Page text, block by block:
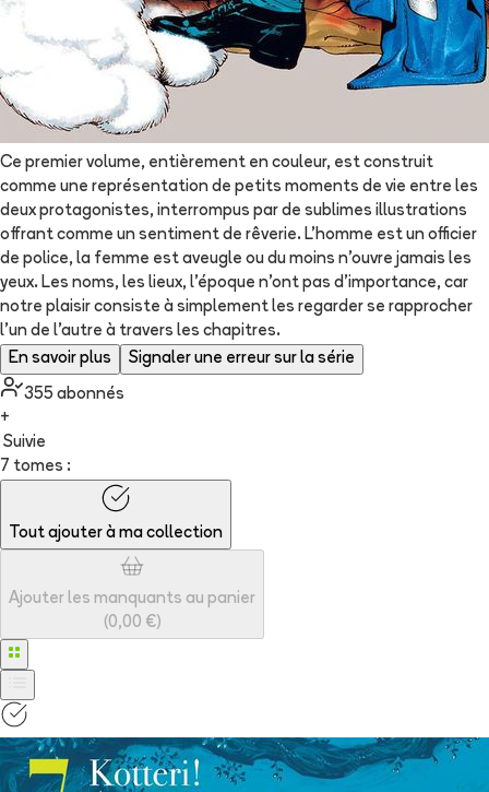
Ce premier volume, entièrement en couleur, est construit
comme une représentation de petits moments de vie entre les
deux protagonistes, interrompus par de sublimes illustrations
offrant comme un sentiment de rêverie. L’homme est un officier
de police, la femme est aveugle ou du moins n’ouvre jamais les
yeux. Les noms, les lieux, l’époque n’ont pas d’importance, car
notre plaisir consiste à simplement les regarder se rapprocher
l’un de l’autre à travers les chapitres.
En savoir plus
Signaler une erreur sur la série
355 abonnés
+
Suivie
7 tomes :
Tout ajouter à ma collection
Ajouter les manquants au panier
(0,00 €)